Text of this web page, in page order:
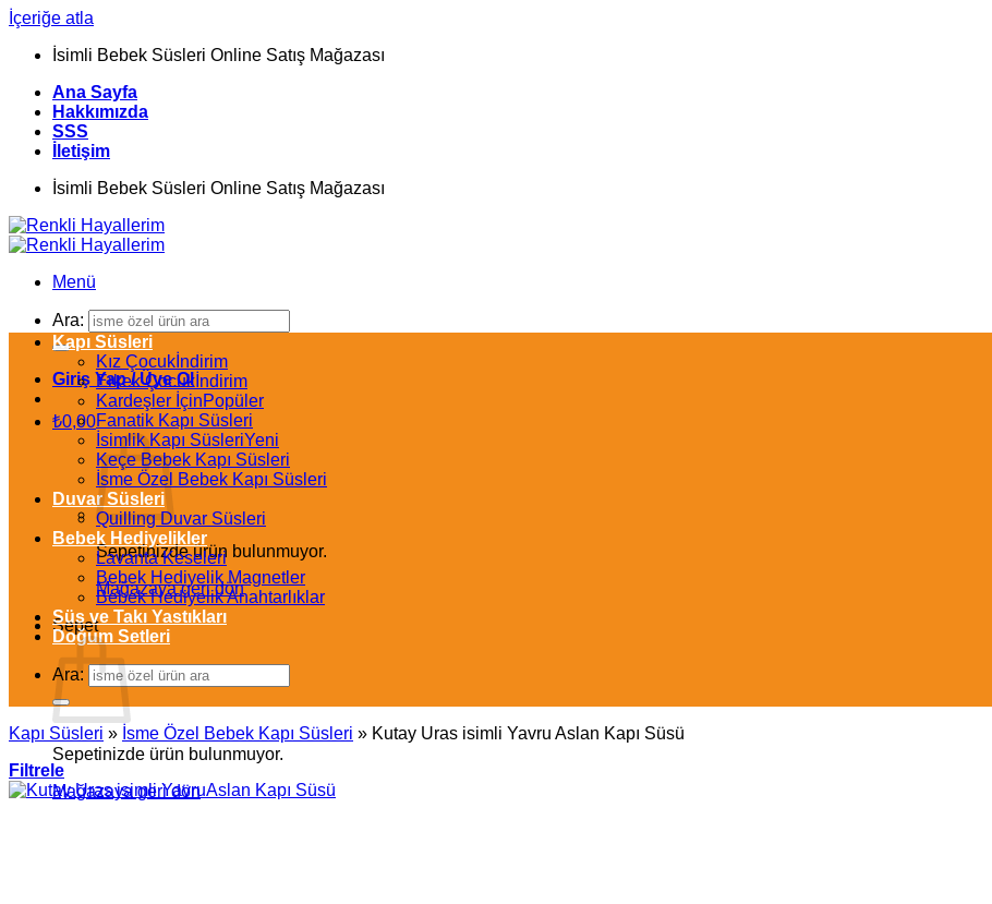
İçeriğe atla
İsimli Bebek Süsleri Online Satış Mağazası
Ana Sayfa
Hakkımızda
SSS
İletişim
İsimli Bebek Süsleri Online Satış Mağazası
Menü
Ara:
Giriş Yap / Üye Ol
₺0,00
Sepetinizde ürün bulunmuyor.
Mağazaya geri dön
Sepet
Sepetinizde ürün bulunmuyor.
Mağazaya geri dön
Kapı Süsleri
Kız Çocuk
Erkek Çocuk
Kardeşler İçin
Fanatik Kapı Süsleri
İsimlik Kapı Süsleri
Keçe Bebek Kapı Süsleri
İsme Özel Bebek Kapı Süsleri
Duvar Süsleri
Quilling Duvar Süsleri
Bebek Hediyelikler
Lavanta Keseleri
Bebek Hediyelik Magnetler
Bebek Hediyelik Anahtarlıklar
Süs ve Takı Yastıkları
Doğum Setleri
Ara:
Kapı Süsleri » İsme Özel Bebek Kapı Süsleri » Kutay Uras isimli Yavru Aslan Kapı Süsü
Filtrele